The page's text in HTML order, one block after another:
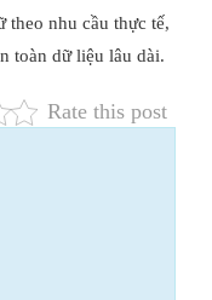
theo nhu cầu thực tế,
toàn dữ liệu lâu dài.
Rate this post